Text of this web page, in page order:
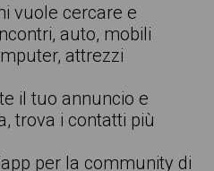
vuole cercare e
auto, mobili
attrezzi
il tuo annuncio e
trova i contatti più
per la community di